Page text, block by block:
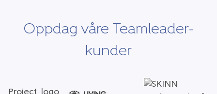
Oppdag våre Teamleader-
kunder